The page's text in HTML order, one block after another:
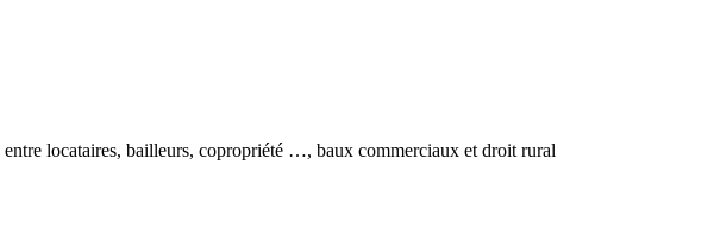
locataires, bailleurs, copropriété …, baux commerciaux et droit rural